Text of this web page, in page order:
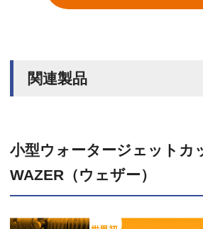
関連製品
小型ウォータージェットカ
WAZER（ウェザー）